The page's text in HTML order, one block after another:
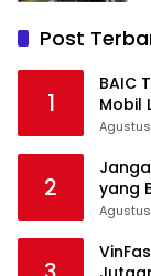
Post
1
BAIC
Mobil
Pasar
2
yang